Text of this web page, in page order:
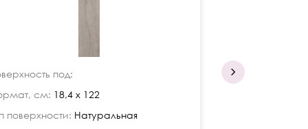
под:
см: 18,4 x 122
поверхности: Натуральная
Поверхность